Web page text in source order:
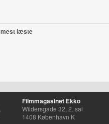
mest læste
Filmmagasinet Ekko
Wildersgade 32, 2. sal
1408 København K